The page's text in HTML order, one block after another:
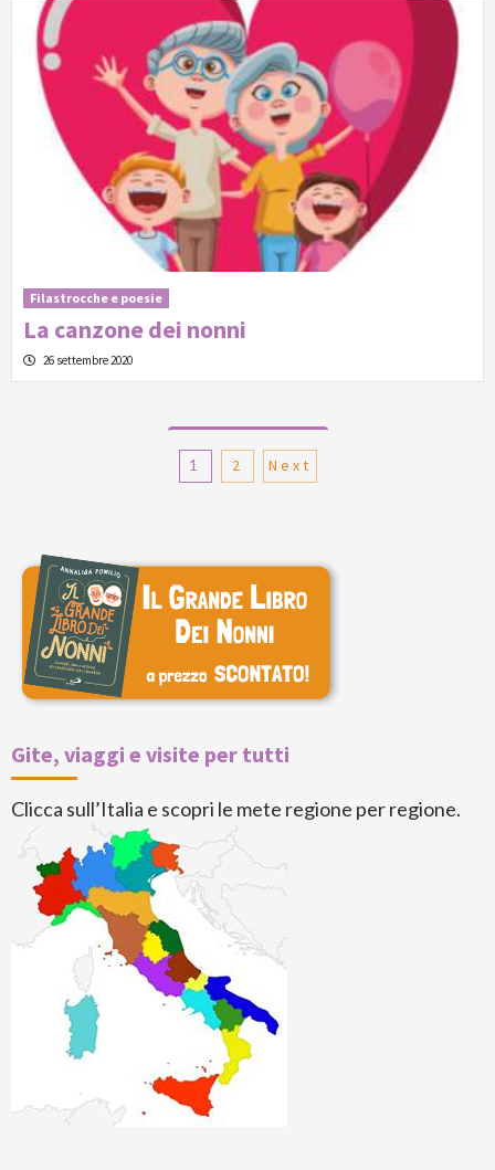
Filastrocche e poesie
La canzone dei nonni
26 settembre 2020
Paginazione
1 2 Next
Gite, viaggi e visite per tutti
Clicca sull’Italia e scopri le mete regione per regione.